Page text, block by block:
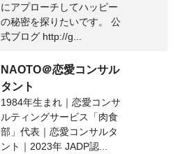
にアプローチしてハッピー
の秘密を探りたいです。 公
式ブログ http://g...
NAOTO＠恋愛コンサル
タント
1984年生まれ｜恋愛コンサ
ルティングサービス「肉食
部」代表｜恋愛コンサルタ
ント｜2023年 JADP認...